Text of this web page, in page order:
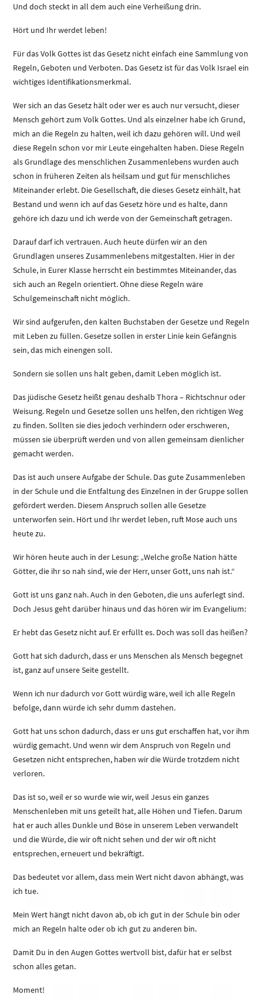
Und doch steckt in all dem auch eine Verheißung drin.
Hört und Ihr werdet leben!
Für das Volk Gottes ist das Gesetz nicht einfach eine Sammlung von
Regeln, Geboten und Verboten. Das Gesetz ist für das Volk Israel ein
wichtiges Identifikationsmerkmal.
Wer sich an das Gesetz hält oder wer es auch nur versucht, dieser
Mensch gehört zum Volk Gottes. Und als einzelner habe ich Grund,
mich an die Regeln zu halten, weil ich dazu gehören will. Und weil
diese Regeln schon vor mir Leute eingehalten haben. Diese Regeln
als Grundlage des menschlichen Zusammenlebens wurden auch
schon in früheren Zeiten als heilsam und gut für menschliches
Miteinander erlebt. Die Gesellschaft, die dieses Gesetz einhält, hat
Bestand und wenn ich auf das Gesetz höre und es halte, dann
gehöre ich dazu und ich werde von der Gemeinschaft getragen.
Darauf darf ich vertrauen. Auch heute dürfen wir an den
Grundlagen unseres Zusammenlebens mitgestalten. Hier in der
Schule, in Eurer Klasse herrscht ein bestimmtes Miteinander, das
sich auch an Regeln orientiert. Ohne diese Regeln wäre
Schulgemeinschaft nicht möglich.
Wir sind aufgerufen, den kalten Buchstaben der Gesetze und Regeln
mit Leben zu füllen. Gesetze sollen in erster Linie kein Gefängnis
sein, das mich einengen soll.
Sondern sie sollen uns halt geben, damit Leben möglich ist.
Das jüdische Gesetz heißt genau deshalb Thora – Richtschnur oder
Weisung. Regeln und Gesetze sollen uns helfen, den richtigen Weg
zu finden. Sollten sie dies jedoch verhindern oder erschweren,
müssen sie überprüft werden und von allen gemeinsam dienlicher
gemacht werden.
Das ist auch unsere Aufgabe der Schule. Das gute Zusammenleben
in der Schule und die Entfaltung des Einzelnen in der Gruppe sollen
gefördert werden. Diesem Anspruch sollen alle Gesetze
unterworfen sein. Hört und Ihr werdet leben, ruft Mose auch uns
heute zu.
Wir hören heute auch in der Lesung: „Welche große Nation hätte
Götter, die ihr so nah sind, wie der Herr, unser Gott, uns nah ist.“
Gott ist uns ganz nah. Auch in den Geboten, die uns auferlegt sind.
Doch Jesus geht darüber hinaus und das hören wir im Evangelium:
Er hebt das Gesetz nicht auf. Er erfüllt es. Doch was soll das heißen?
Gott hat sich dadurch, dass er uns Menschen als Mensch begegnet
ist, ganz auf unsere Seite gestellt.
Wenn ich nur dadurch vor Gott würdig wäre, weil ich alle Regeln
befolge, dann würde ich sehr dumm dastehen.
Gott hat uns schon dadurch, dass er uns gut erschaffen hat, vor ihm
würdig gemacht. Und wenn wir dem Anspruch von Regeln und
Gesetzen nicht entsprechen, haben wir die Würde trotzdem nicht
verloren.
Das ist so, weil er so wurde wie wir, weil Jesus ein ganzes
Menschenleben mit uns geteilt hat, alle Höhen und Tiefen. Darum
hat er auch alles Dunkle und Böse in unserem Leben verwandelt
und die Würde, die wir oft nicht sehen und der wir oft nicht
entsprechen, erneuert und bekräftigt.
Das bedeutet vor allem, dass mein Wert nicht davon abhängt, was
ich tue.
Mein Wert hängt nicht davon ab, ob ich gut in der Schule bin oder
mich an Regeln halte oder ob ich gut zu anderen bin.
Damit Du in den Augen Gottes wertvoll bist, dafür hat er selbst
schon alles getan.
Moment!